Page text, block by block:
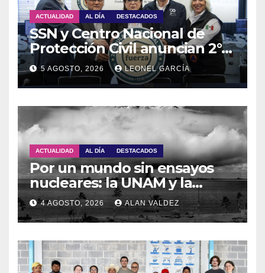
ACTUALIDAD AL DÍA DESTACADOS
SSN y Centro Nacional de
Protección Civil anuncian 2°
Simulacro Nacional 2026
5 AGOSTO, 2026 LEONEL GARCÍA
ACTUALIDAD AL DÍA DESTACADOS
Por un mundo sin ensayos
nucleares: la UNAM y la
OTPCEN celebran 30 años de
colaboración
4 AGOSTO, 2026 ALAN VALDEZ